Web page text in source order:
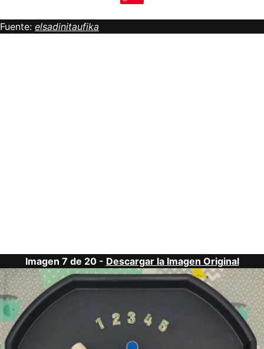
Fuente: elsadinitaufika
Imagen 7 de 20 - Descargar la Imagen Original